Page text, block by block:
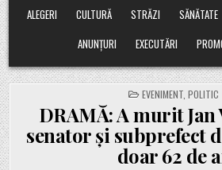
ALEGERI
CULTURĂ STRĂZI SĂNĂTATE
ANUNȚURI
EXECUTĂRI
POSTED
IN
EVENIMENT POLITIC
DRAMĂ: A murit
senator și subprefect
doar 62 de